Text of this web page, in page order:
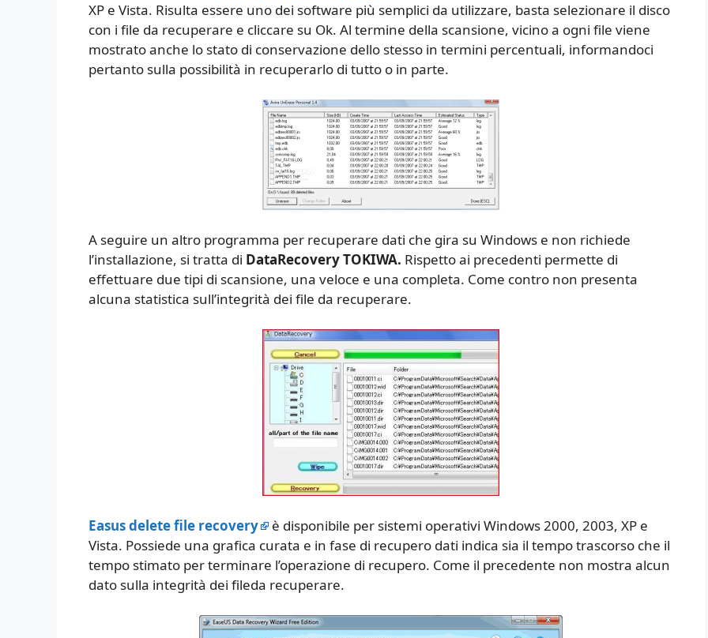
XP e Vista. Risulta essere uno dei software più semplici da utilizzare, basta selezionare il disco
con i file da recuperare e cliccare su Ok. Al termine della scansione, vicino a ogni file viene
mostrato anche lo stato di conservazione dello stesso in termini percentuali, informandoci
pertanto sulla possibilità in recuperarlo di tutto o in parte.
A seguire un altro programma per recuperare dati che gira su Windows e non richiede
l’installazione, si tratta di DataRecovery TOKIWA. Rispetto ai precedenti permette di
effettuare due tipi di scansione, una veloce e una completa. Come contro non presenta
alcuna statistica sull’integrità dei file da recuperare.
Easus delete file recovery
è disponibile per sistemi operativi Windows 2000, 2003, XP e
Vista. Possiede una grafica curata e in fase di recupero dati indica sia il tempo trascorso che il
tempo stimato per terminare l’operazione di recupero. Come il precedente non mostra alcun
dato sulla integrità dei fileda recuperare.